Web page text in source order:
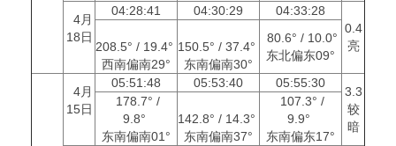
4月
18日
04:28:41 04:30:29
04:33:28
0.4
亮
208.5° / 19.4°
西南偏南29°
150.5° / 37.4°
东南偏南30°
80.6° / 10.0°
东北偏东09°
4月
15日
05:51:48 05:53:40 05:55:30
3.3
较
暗
178.7° /
9.8°
东南偏南01°
142.8° / 14.3°
东南偏南37°
107.3° /
9.9°
东南偏东17°